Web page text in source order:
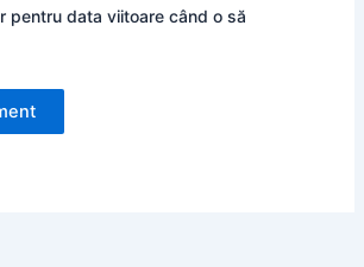
pentru data viitoare când o să